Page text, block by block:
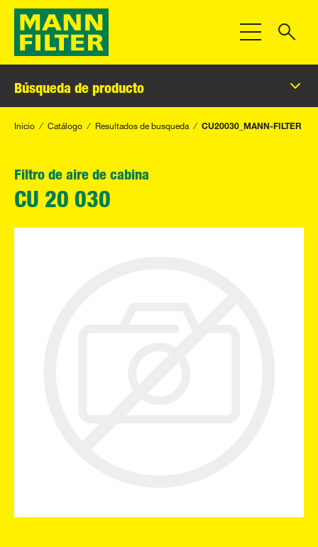
Toggle
Búsqueda de producto
Inicio Catálogo Resultados de busqueda CU20030_MANN-FILTER
Filtro de aire de cabina
CU 20 030